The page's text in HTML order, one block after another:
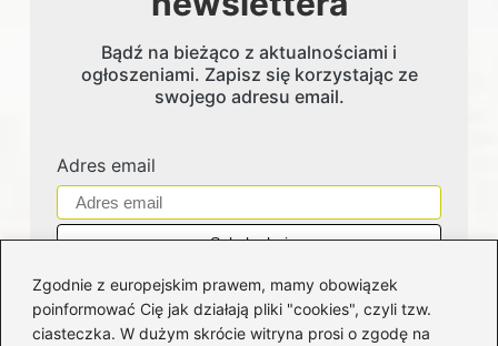
Zgodnie z europejskim prawem, mamy obowiązek
poinformować Cię jak działają pliki "cookies", czyli tzw.
ciasteczka. W dużym skrócie witryna prosi o zgodę na
Bądź na bieżąco z aktualnościami i
ogłoszeniami. Zapisz się korzystając ze
swojego adresu email.
Adres email